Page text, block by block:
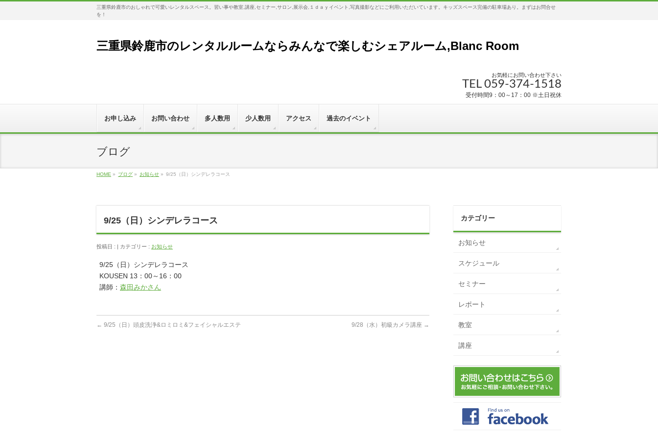
三重県鈴鹿市のおしゃれで可愛いレンタルスペース。習い事や教室,講座,セミナー,サロン,展示会,１ｄａｙイベント,写真撮影などにご利用いただいています。キッズスペース完備の駐車場あり。まずはお問合せ
を！
三重県鈴鹿市のレンタルルームならみんなで楽しむシェアルーム,Blanc Room
お気軽にお問い合わせ下さい
TEL 059-374-1518
受付時間9：00～17：00 ※土日祝休
お申し込み お問い合わせ 多人数用 少人数用 アクセス 過去のイベント
ブログ
HOME » ブログ » お知らせ » 9/25（日）シンデレラコース
9/25（日）シンデレラコース
投稿日 : | カテゴリー : お知らせ
9/25（日）シンデレラコース
KOUSEN 13：00～16：00
講師： 森田みかさん
← 9/25（日）頭皮洗浄&ロミロミ&フェイシャルエステ 9/28（水）初級カメラ講座 →
カテゴリー
お知らせ
スケジュール
セミナー
レポート
教室
講座